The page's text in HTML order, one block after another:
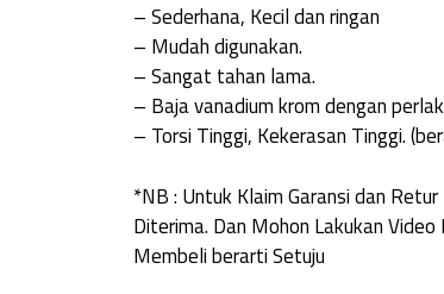
– Sederhana, Kecil dan ringan
– Mudah digunakan.
– Sangat tahan lama.
– Baja vanadium krom dengan
– Torsi Tinggi, Kekerasan Tinggi.
*NB : Untuk Klaim Garansi dan
Diterima. Dan Mohon Lakukan
Membeli berarti Setuju